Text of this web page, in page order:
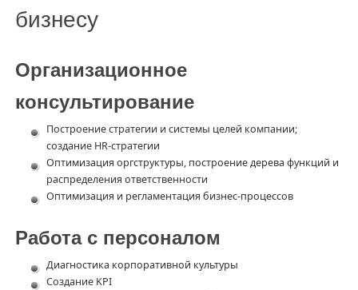
бизнесу
Организационное
консультирование
Построение стратегии и системы целей компании;
создание HR-стратегии
Оптимизация оргструктуры, построение дерева функций и
распределения ответственности
Оптимизация и регламентация бизнес-процессов
Работа с персоналом
Диагностика корпоративной культуры
Создание KPI